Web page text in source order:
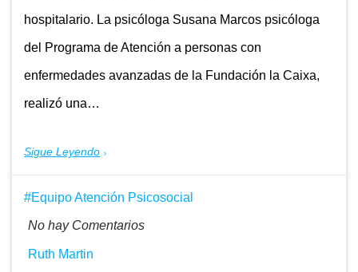
hospitalario. La psicóloga Susana Marcos psicóloga
del Programa de Atención a personas con
enfermedades avanzadas de la Fundación la Caixa,
realizó una…
Sigue Leyendo
Equipo Atención Psicosocial
No hay Comentarios
Ruth Martin